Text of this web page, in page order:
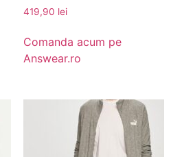
419,90 lei
Comanda acum pe
Answear.ro